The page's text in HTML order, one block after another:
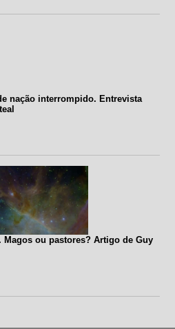
nação interrompido. Entrevista
Magos ou pastores? Artigo de Guy